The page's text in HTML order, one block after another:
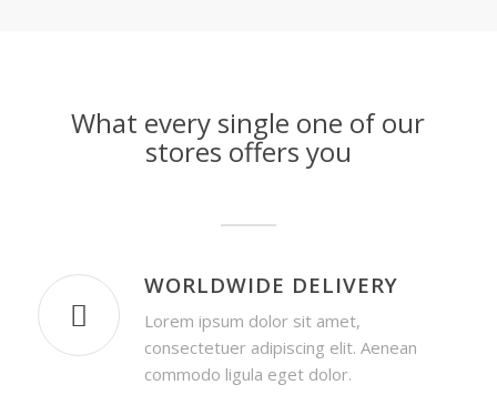
What every single one of our
stores offers you
WORLDWIDE DELIVERY
Lorem ipsum dolor sit amet,
consectetuer adipiscing elit. Aenean
commodo ligula eget dolor.